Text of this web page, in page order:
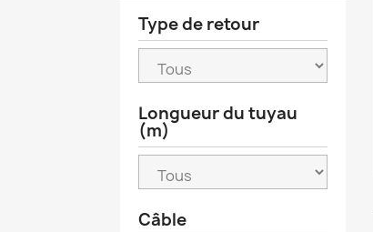
Type de retour
Longueur du tuyau
(m)
Câble